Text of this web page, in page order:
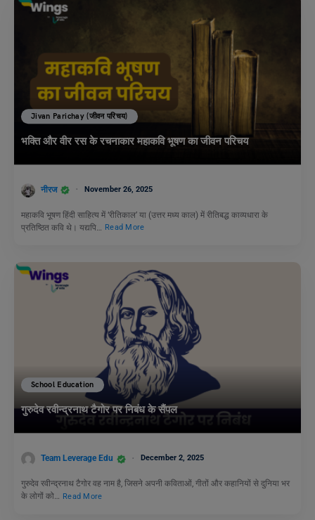
Jivan Parichay (जीवन परिचय)
भक्ति और वीर रस के रचनाकार महाकवि भूषण का जीवन परिचय
नीरज November 26, 2025
महाकवि भूषण हिंदी साहित्य में ‘रीतिकाल’ या (उत्तर मध्य काल) में रीतिबद्ध काव्यधारा के
प्रतिष्ठित कवि थे। यद्यपि…
Read More
School Education
गुरुदेव रवीन्द्रनाथ टैगोर पर निबंध के सैंपल
Team Leverage Edu December 2, 2025
गुरुदेव रवीन्द्रनाथ टैगोर वह नाम है, जिसने अपनी कविताओं, गीतों और कहानियों से दुनिया भर
के लोगों को… Read More